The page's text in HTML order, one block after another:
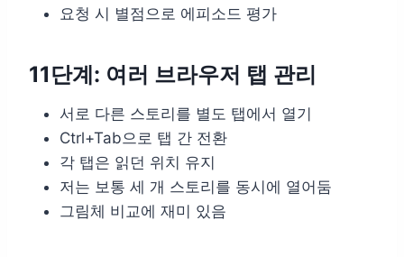
요청 시 별점으로 에피소드 평가
11단계: 여러 브라우저 탭 관리
서로 다른 스토리를 별도 탭에서 열기
Ctrl+Tab으로 탭 간 전환
각 탭은 읽던 위치 유지
저는 보통 세 개 스토리를 동시에 열어둠
그림체 비교에 재미 있음